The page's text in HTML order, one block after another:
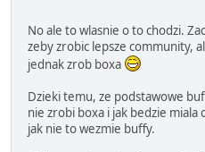
No ale to wlasnie o to chodzi.
zeby zrobic lepsze community,
jednak zrob boxa
Dzieki temu, ze podstawowe
nie zrobi boxa i jak bedzie miala
jak nie to wezmie buffy.